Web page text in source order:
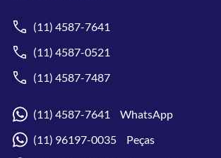
(11) 4587-7641
(11) 4587-0521
(11) 4587-7487
(11) 4587-7641 WhatsApp
(11) 96197-0035 Peças